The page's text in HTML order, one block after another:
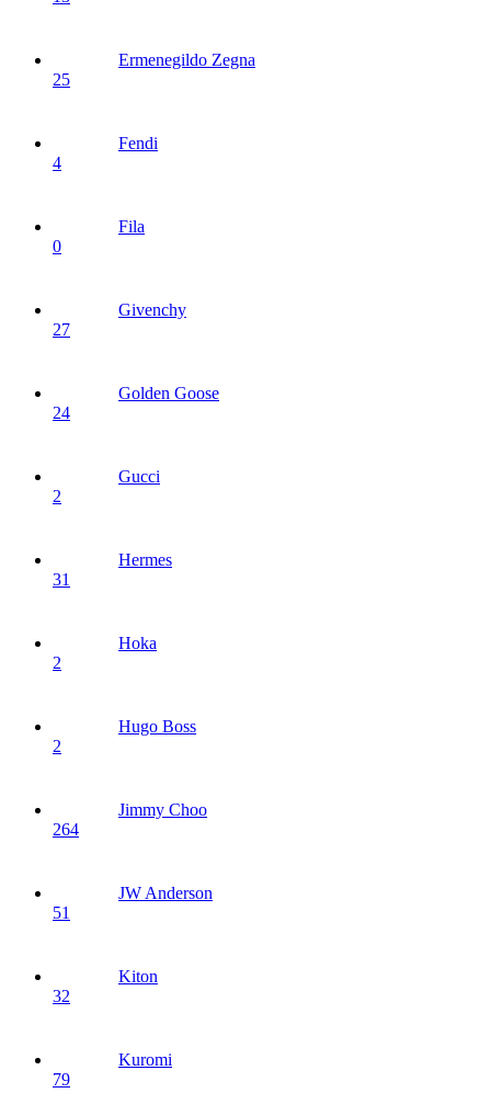
Ermenegildo Zegna
25
Fendi
4
Fila
0
Givenchy
27
Golden Goose
24
Gucci
2
Hermes
31
Hoka
2
Hugo Boss
2
Jimmy Choo
264
JW Anderson
51
Kiton
32
Kuromi
79